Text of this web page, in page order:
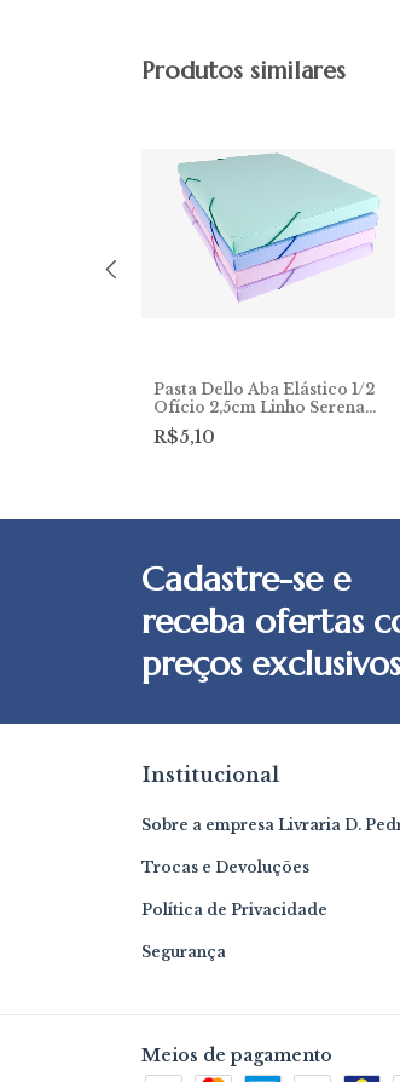
Produtos similares
Pasta Dello Aba Elástico 1/2
Ofício 2,5cm Linho Serena
Ref: 0278
R$5,10
Cadastre-se e
receba ofertas
preços
Institucional
Sobre a empresa Livraria D.
Trocas e Devoluções
Política de Privacidade
Segurança
Meios de pagamento